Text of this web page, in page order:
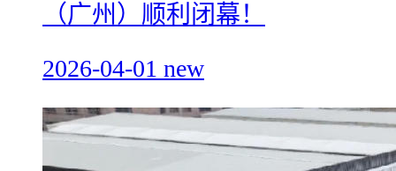
（广州）顺利闭幕！
2026-04-01 new